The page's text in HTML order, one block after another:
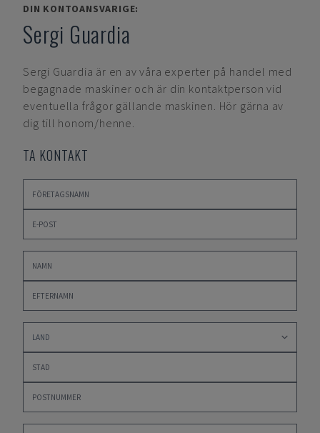
DIN KONTOANSVARIGE:
Sergi Guardia
Sergi Guardia är en av våra experter på handel med
begagnade maskiner och är din kontaktperson vid
eventuella frågor gällande maskinen. Hör gärna av
dig till honom/henne.
TA KONTAKT